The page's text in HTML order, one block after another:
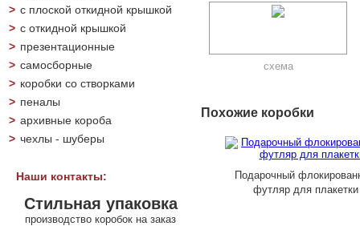
> с плоской откидной крышкой
> с откидной крышкой
> презентационные
> самосборные
> коробки со створками
> пеналы
> архивные короба
> чехлы - шуберы
Наши контакты:
Стильная упаковка
производство коробок на заказ
схема
Похожие коробки
Подарочный
футляр для плакетки